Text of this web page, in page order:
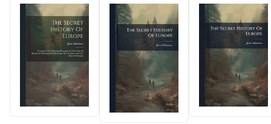
Rebellion and
Other Histories of
the Civil War.
Proving Very
Plainly, That the
Editors of the Lord
Clarendon's
History, Have
Hardly...